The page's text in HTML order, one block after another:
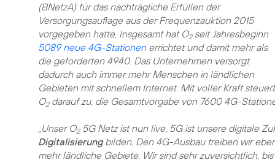
(BNetzA) für das nachträgliche Erfüllen der
Versorgungsauflage aus der Frequenzauktion 2015
vorgegeben hatte. Insgesamt hat O2seit Jahresbeginn
5089 neue 4G-Stationenerrichtet und damit mehr als
die geforderten 4940. Das Unternehmen versorgt
dadurch auch immer mehr Menschen in ländlichen
Gebieten mit schnellem Internet. Mit voller Kraft steuert
O2darauf zu, die Gesamtvorgabe von 7600 4G-
„Unser O25G Netz ist nun live. 5G ist unsere digitale
Digitalisierungbilden. Den 4G-Ausbau treiben wir
mehr ländliche Gebiete. Wir sind sehr zuversichtlich,